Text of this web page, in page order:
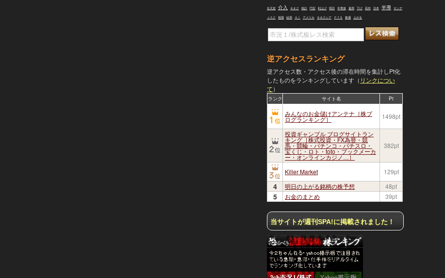
任天堂 介入 キオク 統計 円安 利上げ 明日 半導体 雇用 下げ 高市 日本 半導 サンデ
ィスク 相場 結局 ＡＩ アメリカ キオクシア ＰＴＳ 株価 上がる
逆アクセスランキング
逆アクセス数・アクセス後の滞在時間を集計しPt化
したものをランキングしています（ リンクについ
て）
ランク サイト名 Pt
みんなのお金儲けアンテナ［株ブ
ログランキング］ 1498pt
投資ギャンブル ブログサイトラン
キング［株式投資・FX為替・競
馬・競輪・パチンコ・パチスロ・
宝くじ・ロト・toto・ブックメーカ
ー・オンラインカジノ…］
382pt
Killer Market 129pt
4 明日の上がる銘柄の株予想 48pt
5 お金のまとめ 39pt
当サイトが週刊SPA!に掲載されました！